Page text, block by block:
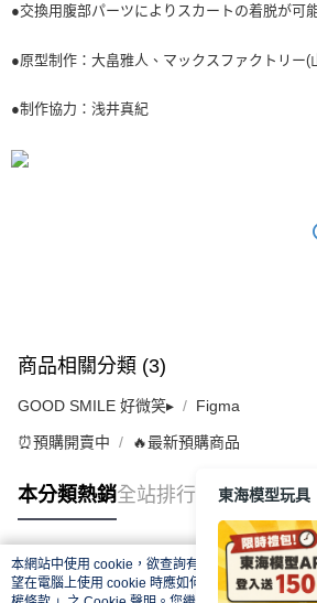
●交換用腹部パーツによりスカートの着脱が可
●原型制作：大畠雅人、マックスファクトリー(
●制作協力：浅井真紀
商品相關分類 (3)
GOOD SMILE 好微笑▸ Figma
⏰預購開賣中 🔥最新預購商品
本分類熱銷全站排行
熱門標籤
本網站中使用 cookie，欲查詢有關本網站使用
望在電腦上使用 cookie 時應如何變更電腦的 cookie
東海模型玩具